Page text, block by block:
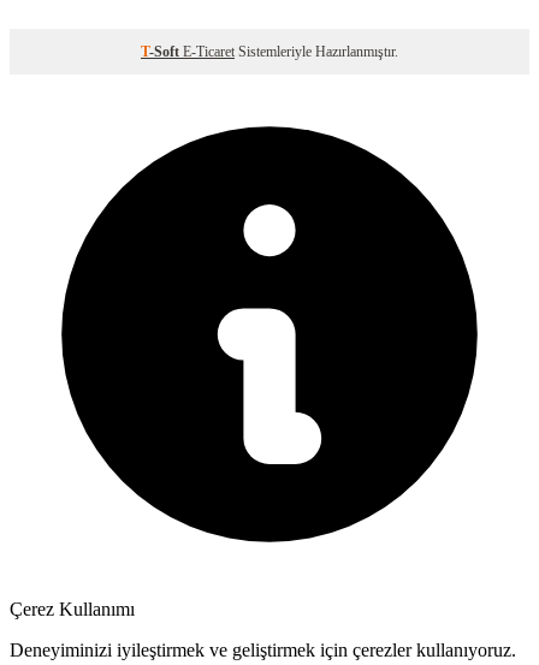
T-Soft E-Ticaret Sistemleriyle Hazırlanmıştır.
Çerez Kullanımı
Deneyiminizi iyileştirmek ve geliştirmek için çerezler kullanıyoruz.